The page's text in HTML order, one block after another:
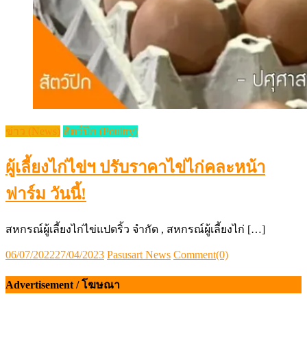
ข่าว (News) สัตว์ปีก (Poultry)
ผู้เลี้ยงไก่ไข่ฯ ปรับราคาไข่ไก่คละหน้า
ฟาร์ม วันนี้!
สหกรณ์ผู้เลี้ยงไก่ไข่แปดริ้ว จำกัด , สหกรณ์ผู้เลี้ยงไก่ […]
Posted
06/07/202227/04/2023 Author
Pasusart News Comment(0)
Advertisement / โฆษณา